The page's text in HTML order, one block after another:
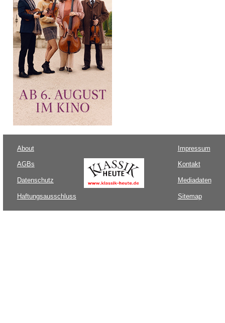
About
AGBs
Datenschutz
Haftungsausschluss
Impressum
Kontakt
Mediadaten
Sitemap